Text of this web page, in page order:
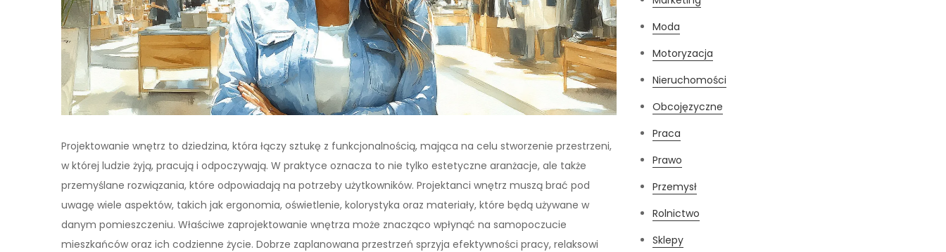
Projektowanie wnętrz to dziedzina, która łączy sztukę z funkcjonalnością, mająca na celu stworzenie przestrzeni,
w której ludzie żyją, pracują i odpoczywają. W praktyce oznacza to nie tylko estetyczne aranżacje, ale także
przemyślane rozwiązania, które odpowiadają na potrzeby użytkowników. Projektanci wnętrz muszą brać pod
uwagę wiele aspektów, takich jak ergonomia, oświetlenie, kolorystyka oraz materiały, które będą używane w
danym pomieszczeniu. Właściwe zaprojektowanie wnętrza może znacząco wpłynąć na samopoczucie
mieszkańców oraz ich codzienne życie. Dobrze zaplanowana przestrzeń sprzyja efektywności pracy, relaksowi
Moda
Motoryzacja
Nieruchomości
Obcojęzyczne
Praca
Prawo
Przemysł
Rolnictwo
Sklepy